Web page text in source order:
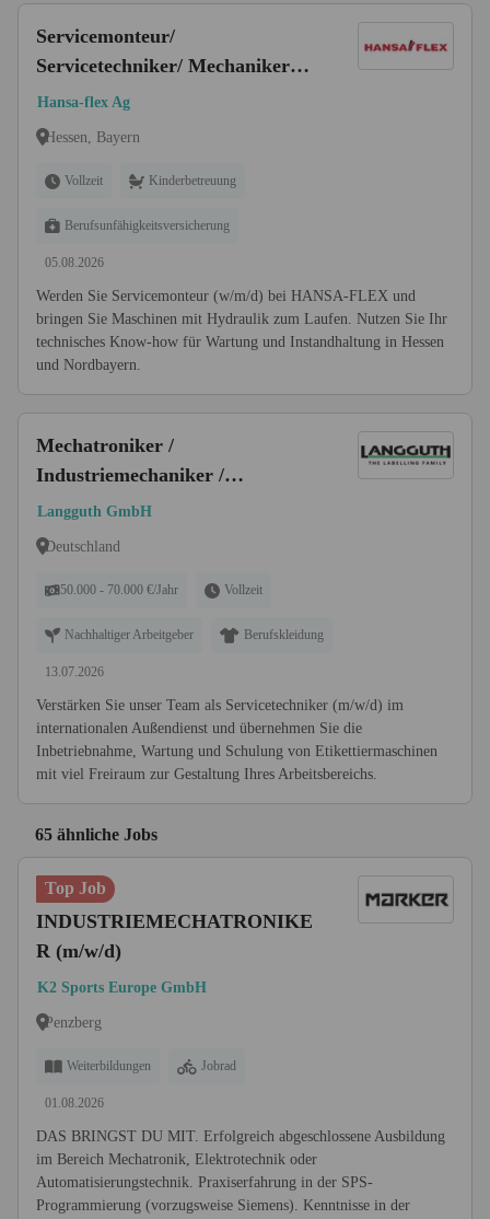
Servicemonteur/
Servicetechniker/ Mechaniker
(w/m/d) Industrieservice -
Hydraulik
Hansa-flex Ag
Hessen, Bayern
Vollzeit Kinderbetreuung
Berufsunfähigkeitsversicherung
05.08.2026
Werden Sie Servicemonteur (w/m/d) bei HANSA-FLEX und
bringen Sie Maschinen mit Hydraulik zum Laufen. Nutzen Sie Ihr
technisches Know-how für Wartung und Instandhaltung in Hessen
und Nordbayern.
Mechatroniker /
Industriemechaniker /
Maschinenschlosserals
Servicetechniker im weltweiten
Langguth GmbH
Deutschland
50.000 - 70.000 €/Jahr Vollzeit
Nachhaltiger Arbeitgeber Berufskleidung
13.07.2026
Verstärken Sie unser Team als Servicetechniker (m/w/d) im
internationalen Außendienst und übernehmen Sie die
Inbetriebnahme, Wartung und Schulung von Etikettiermaschinen
mit viel Freiraum zur Gestaltung Ihres Arbeitsbereichs.
65 ähnliche Jobs
Top Job
INDUSTRIEMECHATRONIKE
R (m/w/d)
K2 Sports Europe GmbH
Penzberg
Weiterbildungen Jobrad
01.08.2026
DAS BRINGST DU MIT. Erfolgreich abgeschlossene Ausbildung
im Bereich Mechatronik, Elektrotechnik oder
Automatisierungstechnik. Praxiserfahrung in der SPS-
Programmierung (vorzugsweise Siemens). Kenntnisse in der